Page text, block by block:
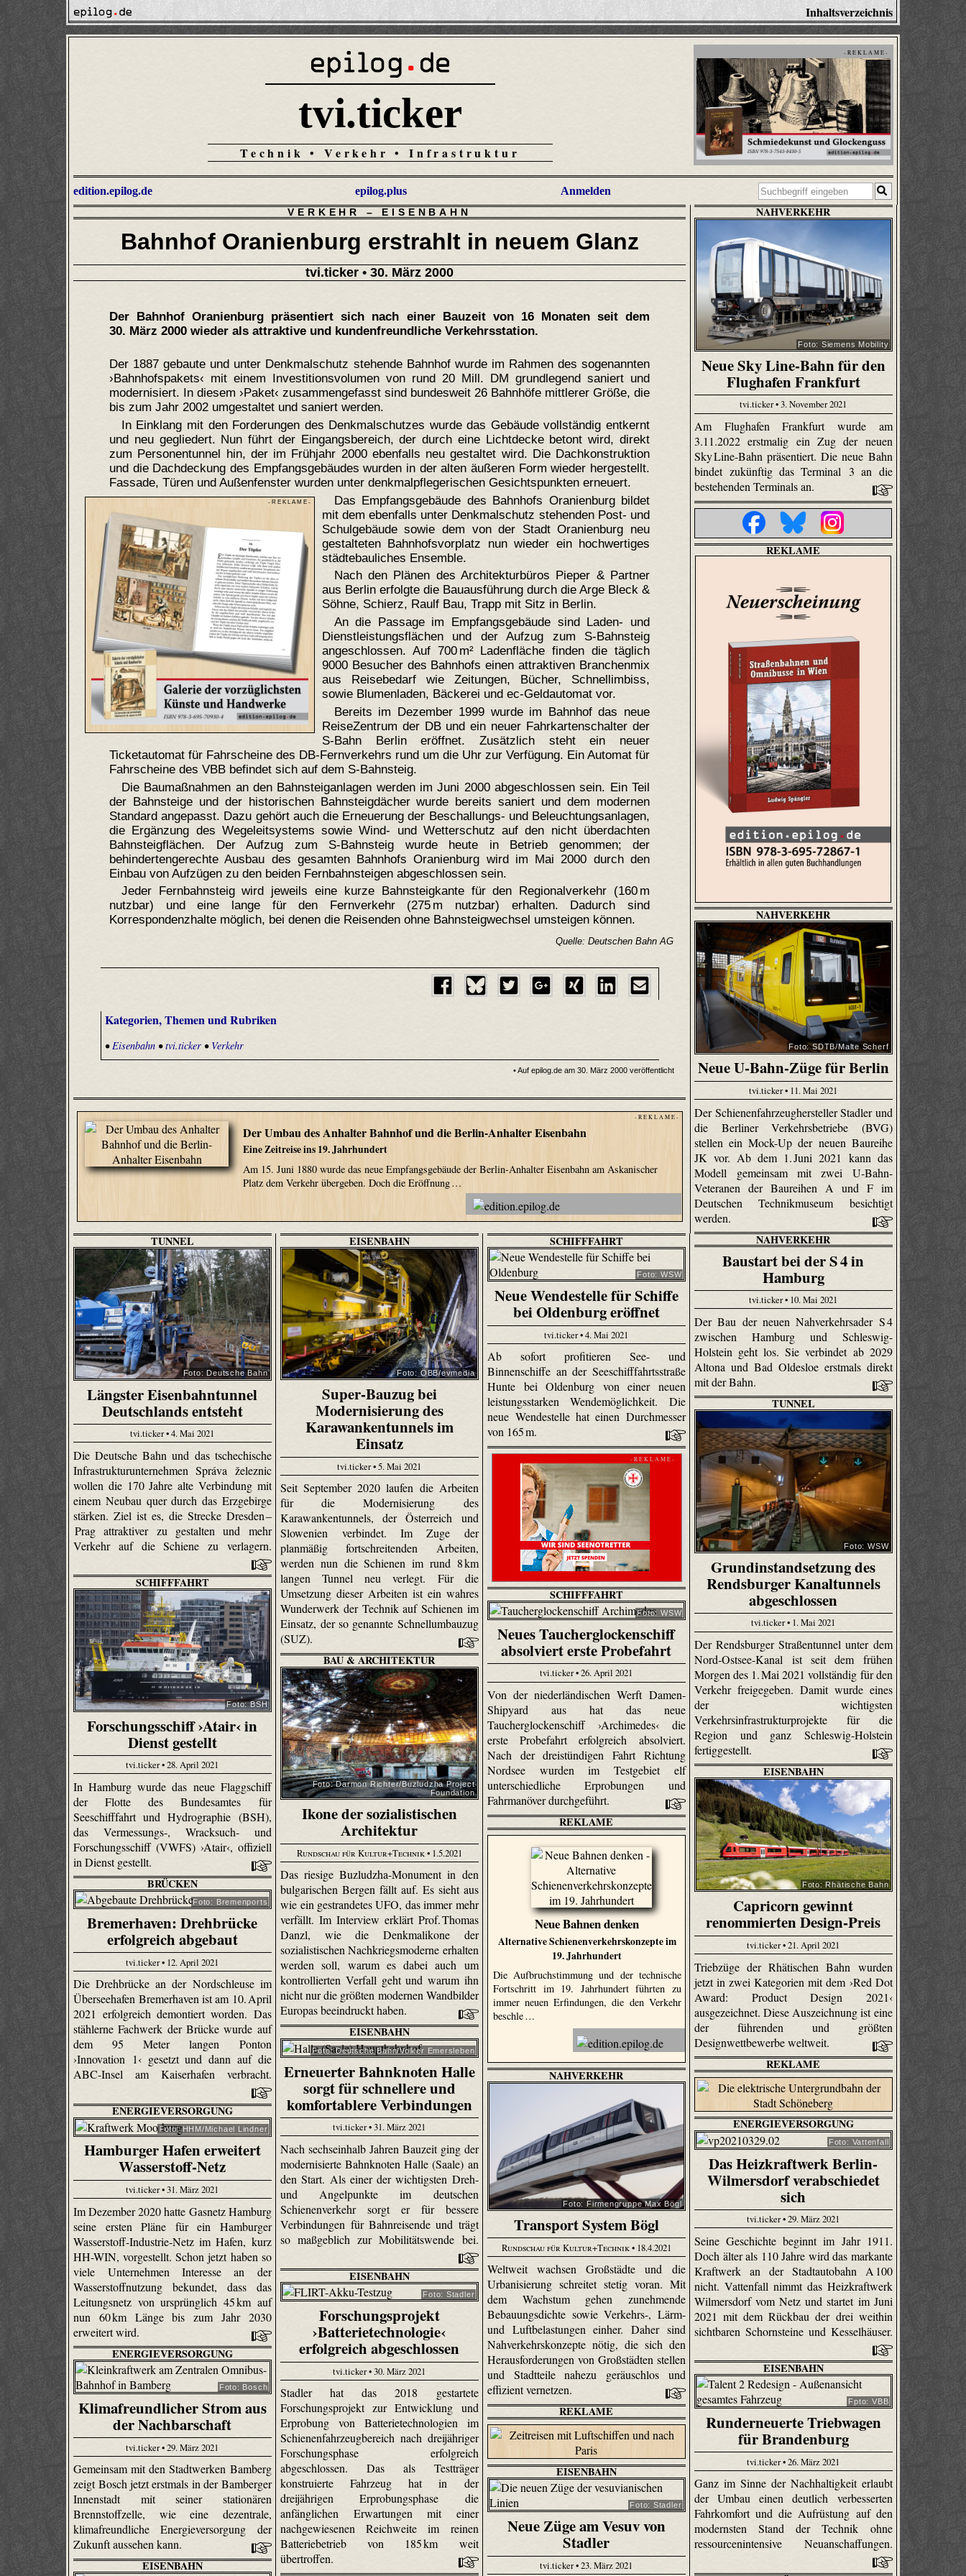
Inhaltsverzeichnis
tvi.ticker
Technik • Verkehr • Infrastruktur
- R E K L A M E -
edition.epilog.de epilog.plus Anmelden
VERKEHR – EISENBAHN
Bahnhof Oranienburg erstrahlt in neuem Glanz
tvi.ticker • 30. März 2000
Der Bahnhof Oranienburg präsentiert sich nach einer Bauzeit von 16 Monaten seit dem
30. März 2000 wieder als attraktive und kundenfreundliche Verkehrsstation.
Der 1887 gebaute und unter Denkmalschutz stehende Bahnhof wurde im Rahmen des sogenannten
›Bahnhofspakets‹ mit einem Investitionsvolumen von rund 20 Mill. DM grundlegend saniert und
modernisiert. In diesem ›Paket‹ zusammengefasst sind bundesweit 26 Bahnhöfe mittlerer Größe, die
bis zum Jahr 2002 umgestaltet und saniert werden.
In Einklang mit den Forderungen des Denkmalschutzes wurde das Gebäude vollständig entkernt
und neu gegliedert. Nun führt der Eingangsbereich, der durch eine Lichtdecke betont wird, direkt
zum Personentunnel hin, der im Frühjahr 2000 ebenfalls neu gestaltet wird. Die Dachkonstruktion
und die Dachdeckung des Empfangsgebäudes wurden in der alten äußeren Form wieder hergestellt.
Fassade, Türen und Außenfenster wurden unter denkmalpflegerischen Gesichtspunkten erneuert.
- R E K L A M E -
Das Empfangsgebäude des Bahnhofs Oranienburg bildet
mit dem ebenfalls unter Denkmalschutz stehenden Post- und
Schulgebäude sowie dem von der Stadt Oranienburg neu
gestalteten Bahnhofsvorplatz nun wieder ein hochwertiges
städtebauliches Ensemble.
Nach den Plänen des Architekturbüros Pieper & Partner
aus Berlin erfolgte die Bauausführung durch die Arge Bleck &
Söhne, Schierz, Raulf Bau, Trapp mit Sitz in Berlin.
An die Passage im Empfangsgebäude sind Laden- und
Dienstleistungsflächen und der Aufzug zum S-Bahnsteig
angeschlossen. Auf 700 m² Ladenfläche finden die täglich
9000 Besucher des Bahnhofs einen attraktiven Branchenmix
aus Reisebedarf wie Zeitungen, Bücher, Schnellimbiss,
sowie Blumenladen, Bäckerei und ec-Geldautomat vor.
Bereits im Dezember 1999 wurde im Bahnhof das neue
ReiseZentrum der DB und ein neuer Fahrkartenschalter der
S-Bahn Berlin eröffnet. Zusätzlich steht ein neuer
Ticketautomat für Fahrscheine des DB-Fernverkehrs rund um die Uhr zur Verfügung. Ein Automat für
Fahrscheine des VBB befindet sich auf dem S-Bahnsteig.
Die Baumaßnahmen an den Bahnsteiganlagen werden im Juni 2000 abgeschlossen sein. Ein Teil
der Bahnsteige und der historischen Bahnsteigdächer wurde bereits saniert und dem modernen
Standard angepasst. Dazu gehört auch die Erneuerung der Beschallungs- und Beleuchtungsanlagen,
die Ergänzung des Wegeleitsystems sowie Wind- und Wetterschutz auf den nicht überdachten
Bahnsteigflächen. Der Aufzug zum S-Bahnsteig wurde heute in Betrieb genommen; der
behindertengerechte Ausbau des gesamten Bahnhofs Oranienburg wird im Mai 2000 durch den
Einbau von Aufzügen zu den beiden Fernbahnsteigen abgeschlossen sein.
Jeder Fernbahnsteig wird jeweils eine kurze Bahnsteigkante für den Regionalverkehr (160 m
nutzbar) und eine lange für den Fernverkehr (275 m nutzbar) erhalten. Dadurch sind
Korrespondenzhalte möglich, bei denen die Reisenden ohne Bahnsteigwechsel umsteigen können.
Quelle: Deutschen Bahn AG
Kategorien, Themen und Rubriken
•Eisenbahn •tvi.ticker • Verkehr
• Auf epilog.de am 30. März 2000 veröffentlicht
- R E K L A M E -
Der Umbau des Anhalter Bahnhof und die Berlin-Anhalter Eisenbahn
Eine Zeitreise ins 19. Jahrhundert
Am 15. Juni 1880 wurde das neue Empfangsgebäude der Berlin-Anhalter Eisenbahn am Askanischer
Platz dem Verkehr übergeben. Doch die Eröffnung …
NAHVERKEHR
Foto: Siemens Mobility
Neue Sky Line-Bahn für den
Flughafen Frankfurt
tvi.ticker • 3. November 2021
Am Flughafen Frankfurt wurde am
3.11.2022 erstmalig ein Zug der neuen
Sky Line-Bahn präsentiert. Die neue Bahn
bindet zukünftig das Terminal 3 an die
bestehenden Terminals an.
REKLAME
NAHVERKEHR
Foto: SDTB/Malte Scherf
Neue U-Bahn-Züge für Berlin
tvi.ticker • 11. Mai 2021
Der Schienenfahrzeughersteller Stadler und
die Berliner Verkehrsbetriebe (BVG)
stellen ein Mock-Up der neuen Baureihe
JK vor. Ab dem 1. Juni 2021 kann das
Modell gemeinsam mit zwei U-Bahn-
Veteranen der Baureihen A und F im
Deutschen Technikmuseum besichtigt
werden.
NAHVERKEHR
Baustart bei der S 4 in
Hamburg
tvi.ticker • 10. Mai 2021
Der Bau der neuen Nahverkehrsader S 4
zwischen Hamburg und Schleswig-
Holstein geht los. Sie verbindet ab 2029
Altona und Bad Oldesloe erstmals direkt
mit der Bahn.
TUNNEL
Foto: Deutsche Bahn
Längster Eisenbahntunnel
Deutschlands entsteht
tvi.ticker • 4. Mai 2021
Die Deutsche Bahn und das tschechische
Infrastrukturunternehmen Správa železnic
wollen die 170 Jahre alte Verbindung mit
einem Neubau quer durch das Erzgebirge
stärken. Ziel ist es, die Strecke Dresden –
Prag attraktiver zu gestalten und mehr
Verkehr auf die Schiene zu verlagern.
EISENBAHN
Foto: ÖBB/evmedia
Super-Bauzug bei
Modernisierung des
Karawankentunnels im
Einsatz
tvi.ticker • 5. Mai 2021
Seit September 2020 laufen die Arbeiten
für die Modernisierung des
Karawankentunnels, der Österreich und
Slowenien verbindet. Im Zuge der
planmäßig fortschreitenden Arbeiten,
werden nun die Schienen im rund 8 km
langen Tunnel neu verlegt. Für die
Umsetzung dieser Arbeiten ist ein wahres
Wunderwerk der Technik auf Schienen im
Einsatz, der so genannte Schnellumbauzug
(SUZ).
SCHIFFFAHRT
Foto: WSW
Neue Wendestelle für Schiffe
bei Oldenburg eröffnet
tvi.ticker • 4. Mai 2021
Ab sofort profitieren See- und
Binnenschiffe an der Seeschifffahrtsstraße
Hunte bei Oldenburg von einer neuen
leistungsstarken Wendemöglichkeit. Die
neue Wendestelle hat einen Durchmesser
von 165 m.
TUNNEL
Foto: WSW
Grundinstandsetzung des
Rendsburger Kanaltunnels
abgeschlossen
tvi.ticker • 1. Mai 2021
Der Rendsburger Straßentunnel unter dem
Nord-Ostsee-Kanal ist seit dem frühen
Morgen des 1. Mai 2021 vollständig für den
Verkehr freigegeben. Damit wurde eines
der wichtigsten
Verkehrsinfrastrukturprojekte für die
Region und ganz Schleswig-Holstein
fertiggestellt.
- R E K L A M E -
SCHIFFFAHRT
Foto: WSW
Neues Taucherglockenschiff
absolviert erste Probefahrt
tvi.ticker • 26. April 2021
Von der niederländischen Werft Damen-
Shipyard aus hat das neue
Taucherglockenschiff ›Archimedes‹ die
erste Probefahrt erfolgreich absolviert.
Nach der dreistündigen Fahrt Richtung
Nordsee wurden im Testgebiet elf
unterschiedliche Erprobungen und
Fahrmanöver durchgeführt.
SCHIFFFAHRT
Foto: BSH
Forschungsschiff ›Atair‹ in
Dienst gestellt
tvi.ticker • 28. April 2021
In Hamburg wurde das neue Flaggschiff
der Flotte des Bundesamtes für
Seeschifffahrt und Hydrographie (BSH),
das Vermessungs-, Wracksuch- und
Forschungsschiff (VWFS) ›Atair‹, offiziell
in Dienst gestellt.
BAU & ARCHITEKTUR
Foto: Darmon Richter/Buzludzha Project
Foundation
Ikone der sozialistischen
Architektur
Rundschau für Kultur+Technik• 1.5.2021
Das riesige Buzludzha-Monument in den
bulgarischen Bergen fällt auf. Es sieht aus
wie ein gestrandetes UFO, das immer mehr
verfällt. Im Interview erklärt Prof. Thomas
Danzl, wie die Denkmalikone der
sozialistischen Nachkriegsmoderne erhalten
werden soll, warum es dabei auch um
kontrollierten Verfall geht und warum ihn
nicht nur die größten modernen Wandbilder
Europas beeindruckt haben.
EISENBAHN
Foto: Rhätische Bahn
Capricorn gewinnt
renommierten Design-Preis
tvi.ticker • 21. April 2021
Triebzüge der Rhätischen Bahn wurden
jetzt in zwei Kategorien mit dem ›Red Dot
Award: Product Design 2021‹
ausgezeichnet. Diese Auszeichnung ist eine
der führenden und größten
Designwettbewerbe weltweit.
REKLAME
Neue Bahnen denken
Alternative Schienenverkehrskonzepte im
19. Jahrhundert
Die Aufbruchstimmung und der technische
Fortschritt im 19. Jahrhundert führten zu
immer neuen Erfindungen, die den Verkehr
beschle …
NAHVERKEHR
Foto: Firmengruppe Max Bögl
Transport System Bögl
Rundschau für Kultur+Technik• 18.4.2021
Weltweit wachsen Großstädte und die
Urbanisierung schreitet stetig voran. Mit
dem Wachstum gehen zunehmende
Bebauungsdichte sowie Verkehrs-, Lärm-
und Luftbelastungen einher. Daher sind
Nahverkehrskonzepte nötig, die sich den
Herausforderungen von Großstädten stellen
und Stadtteile nahezu geräuschlos und
effizient vernetzen.
BRÜCKEN
Foto: Bremenports
Bremerhaven: Drehbrücke
erfolgreich abgebaut
tvi.ticker • 12. April 2021
Die Drehbrücke an der Nordschleuse im
Überseehafen Bremerhaven ist am 10. April
2021 erfolgreich demontiert worden. Das
stählerne Fachwerk der Brücke wurde auf
dem 95 Meter langen Ponton
›Innovation 1‹ gesetzt und dann auf die
ABC-Insel am Kaiserhafen verbracht.
EISENBAHN
Foto: Deutsche Bahn/Volker Emersleben
Erneuerter Bahnknoten Halle
sorgt für schnellere und
komfortablere Verbindungen
tvi.ticker • 31. März 2021
Nach sechseinhalb Jahren Bauzeit ging der
modernisierte Bahnknoten Halle (Saale) an
den Start. Als einer der wichtigsten Dreh-
und Angelpunkte im deutschen
Schienenverkehr sorgt er für bessere
Verbindungen für Bahnreisende und trägt
so maßgeblich zur Mobilitätswende bei.
REKLAME
ENERGIEVERSORGUNG
Foto: Vattenfall
Das Heizkraftwerk Berlin-
Wilmersdorf verabschiedet
sich
tvi.ticker • 29. März 2021
Seine Geschichte beginnt im Jahr 1911.
Doch älter als 110 Jahre wird das markante
Kraftwerk an der Stadtautobahn A 100
nicht. Vattenfall nimmt das Heizkraftwerk
Wilmersdorf vom Netz und startet im Juni
2021 mit dem Rückbau der drei weithin
sichtbaren Schornsteine und Kesselhäuser.
ENERGIEVERSORGUNG
Foto: HHM/Michael Lindner
Hamburger Hafen erweitert
Wasserstoff-Netz
tvi.ticker • 31. März 2021
Im Dezember 2020 hatte Gasnetz Hamburg
seine ersten Pläne für ein Hamburger
Wasserstoff-Industrie-Netz im Hafen, kurz
HH-WIN, vorgestellt. Schon jetzt haben so
viele Unternehmen Interesse an der
Wasserstoffnutzung bekundet, dass das
Leitungsnetz von ursprünglich 45 km auf
nun 60 km Länge bis zum Jahr 2030
erweitert wird.
EISENBAHN
Foto: Stadler
Forschungsprojekt
›Batterietechnologie‹
erfolgreich abgeschlossen
tvi.ticker • 30. März 2021
Stadler hat das 2018 gestartete
Forschungsprojekt zur Entwicklung und
Erprobung von Batterietechnologien im
Schienenfahrzeugbereich nach dreijähriger
Forschungsphase erfolgreich
abgeschlossen. Das als Testträger
konstruierte Fahrzeug hat in der
dreijährigen Erprobungsphase die
anfänglichen Erwartungen mit einer
nachgewiesenen Reichweite im reinen
Batteriebetrieb von 185 km weit
übertroffen.
ENERGIEVERSORGUNG
Foto: Bosch
Klimafreundlicher Strom aus
der Nachbarschaft
tvi.ticker • 29. März 2021
Gemeinsam mit den Stadtwerken Bamberg
zeigt Bosch jetzt erstmals in der Bamberger
Innenstadt mit seiner stationären
Brennstoffzelle, wie eine dezentrale,
klimafreundliche Energieversorgung der
Zukunft aussehen kann.
EISENBAHN
Fpto: VBB
Runderneuerte Triebwagen
für Brandenburg
tvi.ticker • 26. März 2021
Ganz im Sinne der Nachhaltigkeit erlaubt
der Umbau einen deutlich verbesserten
Fahrkomfort und die Aufrüstung auf den
modernsten Stand der Technik ohne
ressourcenintensive Neuanschaffungen.
REKLAME
EISENBAHN
Foto: Stadler
Neue Züge am Vesuv von
Stadler
tvi.ticker • 23. März 2021
EISENBAHN